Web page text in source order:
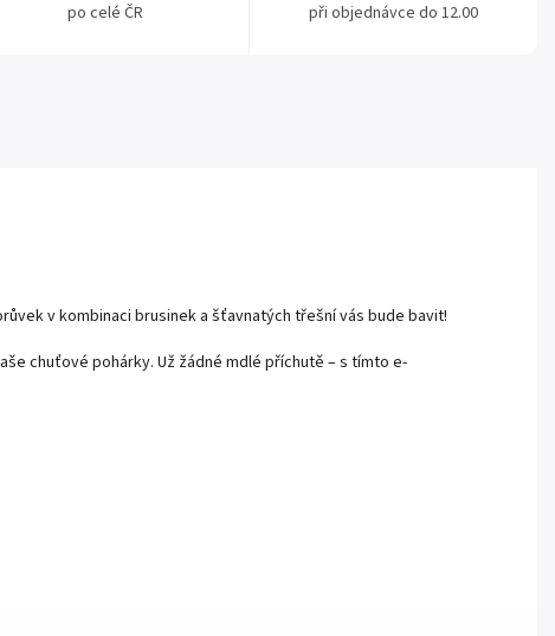
po celé ČR při objednávce do 12.00
v kombinaci brusinek a šťavnatých třešní vás bude bavit!
chuťové pohárky. Už žádné mdlé příchutě – s tímto e-